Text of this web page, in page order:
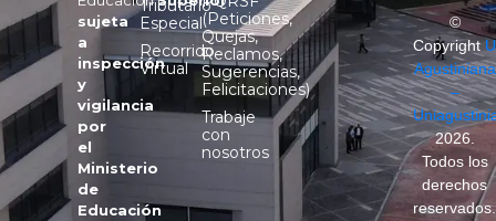
sujeta
a
inspección
y
vigilancia
por
el
Ministerio
de
Educación
Tributario
Especial
Recorrido
Virtual
(Peticiones,
Quejas,
Reclamos,
Sugerencias,
Felicitaciones)
Trabaje
con
nosotros
©
Copyright
Agustiniana
–
2026.
Todos los
derechos
reservados.